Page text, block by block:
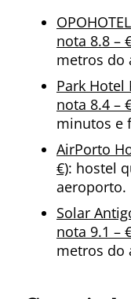
nota 8.8 –
metros do
Park Hotel
nota 8.4 –
minutos e
AirPorto
€): hostel
aeroporto.
Solar
nota 9.1 –
metros do